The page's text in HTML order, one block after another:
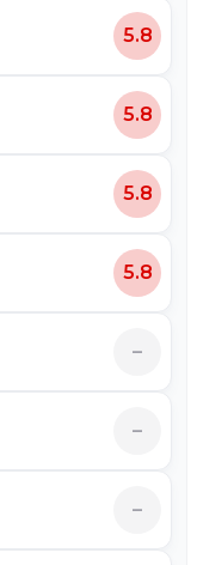
5.8
5.8
5.8
5.8
–
–
–